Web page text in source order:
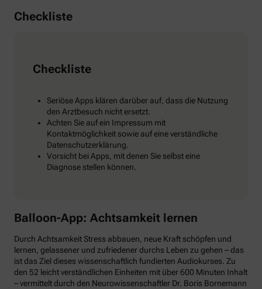
Checkliste
Checkliste
Seriöse Apps klären darüber auf, dass die Nutzung
den Arztbesuch nicht ersetzt.
Achten Sie auf ein Impressum mit
Kontaktmöglichkeit sowie auf eine verständliche
Datenschutzerklärung.
Vorsicht bei Apps, mit denen Sie selbst eine
Diagnose stellen können.
Balloon-App: Achtsamkeit lernen
Durch Achtsamkeit Stress abbauen, neue Kraft schöpfen und
lernen, gelassener und zufriedener durchs Leben zu gehen – das
ist das Ziel dieses wissenschaftlich fundierten Audiokurses. Zu
den 52 leicht verständlichen Einheiten mit über 600 Minuten Inhalt
– vermittelt durch den Neurowissenschaftler Dr. Boris Bornemann